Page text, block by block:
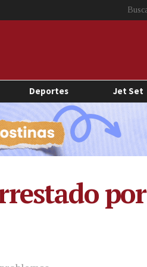
Deportes Jet Set
por